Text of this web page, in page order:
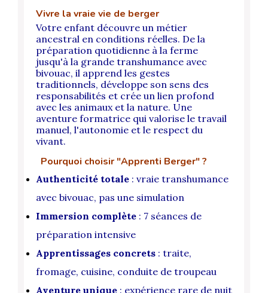
Vivre la vraie vie de berger
Votre enfant découvre un métier
ancestral en conditions réelles. De la
préparation quotidienne à la ferme
jusqu'à la grande transhumance avec
bivouac, il apprend les gestes
traditionnels, développe son sens des
responsabilités et crée un lien profond
avec les animaux et la nature. Une
aventure formatrice qui valorise le travail
manuel, l'autonomie et le respect du
vivant.
Pourquoi choisir "Apprenti Berger" ?
Authenticité totale : vraie transhumance
avec bivouac, pas une simulation
Immersion complète : 7 séances de
préparation intensive
Apprentissages concrets : traite,
fromage, cuisine, conduite de troupeau
Aventure unique : expérience rare de nuit